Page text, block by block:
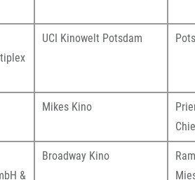
UCI Kinowelt Potsdam
Mikes Kino
&
Broadway Kino